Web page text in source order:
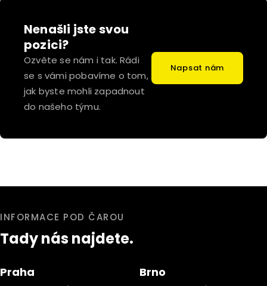
Nenašli jste svou
pozici?
Ozvěte se nám i tak. Rádi
se s vámi pobavíme o tom,
jak byste mohli zapadnout
do našeho týmu.
Napsat nám
INFORMACE POD ČAROU
Tady nás najdete.
Praha Brno